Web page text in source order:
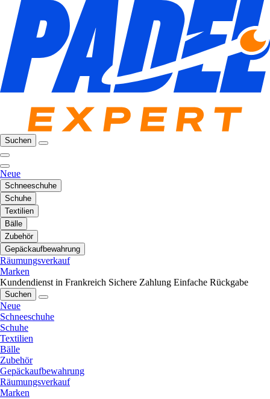
Suchen
Neue
Schneeschuhe
Schuhe
Textilien
Bälle
Zubehör
Gepäckaufbewahrung
Räumungsverkauf
Marken
Kundendienst in Frankreich Sichere Zahlung Einfache Rückgabe
Suchen
Neue
Schneeschuhe
Schuhe
Textilien
Bälle
Zubehör
Gepäckaufbewahrung
Räumungsverkauf
Marken